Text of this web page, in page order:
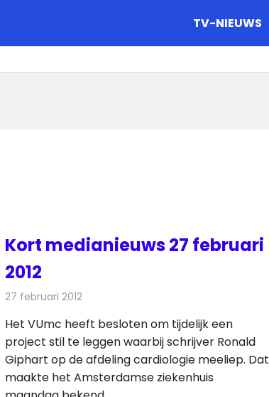
TV-NIEUWS
Kort medianieuws 27 februari
2012
27 februari 2012
Het VUmc heeft besloten om tijdelijk een
project stil te leggen waarbij schrijver Ronald
Giphart op de afdeling cardiologie meeliep. Dat
maakte het Amsterdamse ziekenhuis